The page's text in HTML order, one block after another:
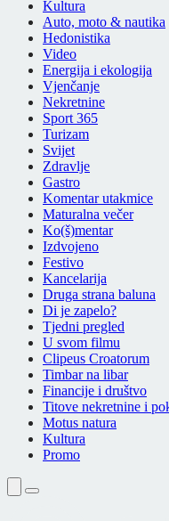
Kultura
Auto, moto & nautika
Hedonistika
Video
Energija i ekologija
Vjenčanje
Nekretnine
Sport 365
Turizam
Svijet
Zdravlje
Gastro
Komentar utakmice
Maturalna večer
Ko(š)mentar
Izdvojeno
Festivo
Kancelarija
Druga strana baluna
Di je zapelo?
Tjedni pregled
U svom filmu
Clipeus Croatorum
Timbar na libar
Financije i društvo
Titove nekretnine i
Motus natura
Kultura
Promo